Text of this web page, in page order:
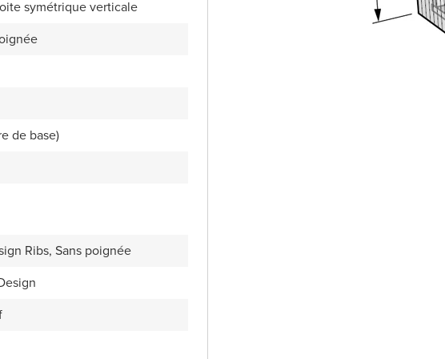
symétrique verticale
de base)
Ribs, Sans poignée